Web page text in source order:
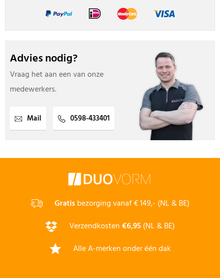
Advies nodig?
Vraag het aan een van onze
medewerkers.
Mail 0598-433401
Gratisbezorging vanaf € 149,- (NL & BE)
Verzendkosten€6,95(NL & BE)
Alle A-merken onder één dak